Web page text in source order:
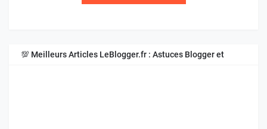
💯 Meilleurs Articles LeBlogger.fr : Astuces Blogger et